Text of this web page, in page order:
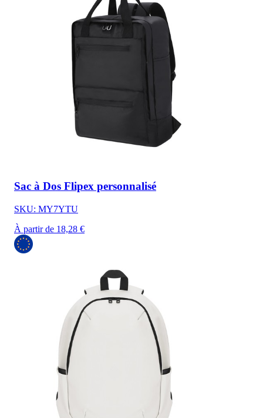
Sac à Dos Flipex personnalisé
SKU: MY7YTU
À partir de 18,28 €